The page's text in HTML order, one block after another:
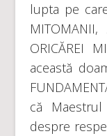
lupta pe
ORICĂREI
această
că
despre